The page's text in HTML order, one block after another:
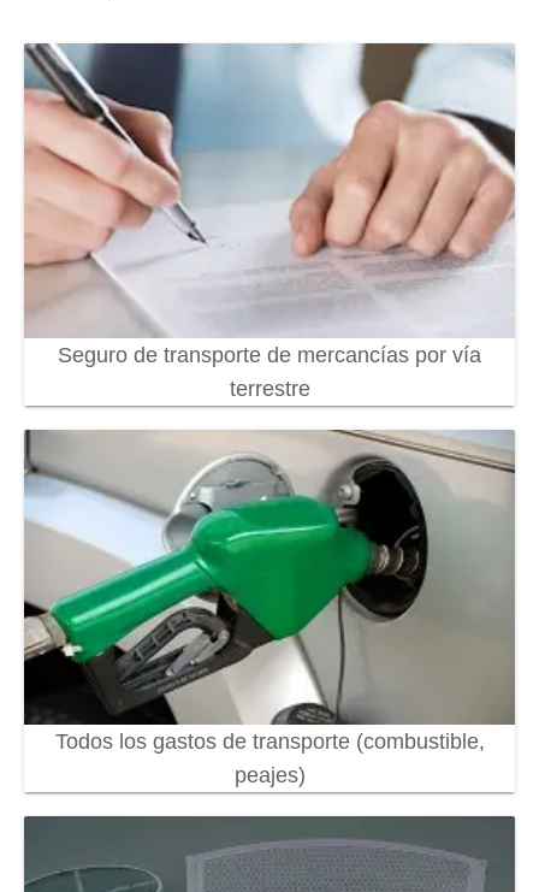
Seguro de transporte de mercancías por vía
terrestre
Todos los gastos de transporte (combustible,
peajes)